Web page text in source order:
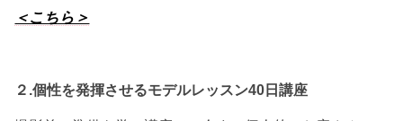
＜こちら＞
２.個性を発揮させるモデルレッスン40日講座